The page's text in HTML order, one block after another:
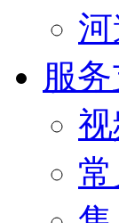
服